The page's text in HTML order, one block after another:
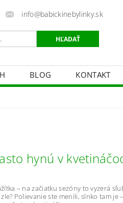
info@babickinebylinky.sk
BLOG KONTAKT
hynú v
– na začiatku sezóny to vyzerá
Polievanie ste menili, slnko tam